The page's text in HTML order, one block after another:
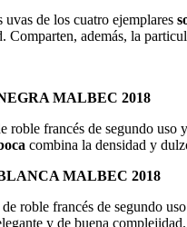
de los cuatro ejemplares
además, la
MALBEC 2018
roble francés de segundo uso
combina la densidad y
MALBEC 2018
roble francés de segundo
y de buena